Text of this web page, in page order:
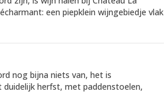
een piepklein wijngebiedje vlak
nog bijna niets van, het is
herfst, met paddenstoelen,